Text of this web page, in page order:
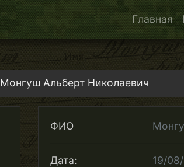
Главная
Монгуш Альберт Николаевич
ФИО
Дата: 19/